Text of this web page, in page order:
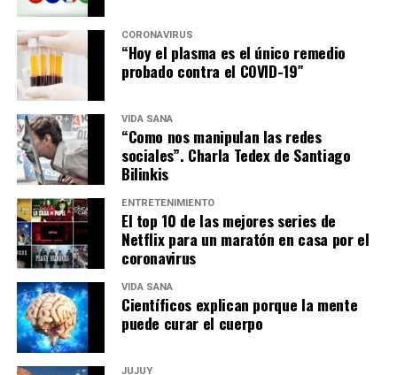
CORONAVIRUS
“Hoy el plasma es el único remedio
probado contra el COVID-19″
VIDA SANA
“Como nos manipulan las redes
sociales”. Charla Tedex de Santiago
Bilinkis
ENTRETENIMIENTO
El top 10 de las mejores series de
Netflix para un maratón en casa por el
coronavirus
VIDA SANA
Científicos explican porque la mente
puede curar el cuerpo
JUJUY